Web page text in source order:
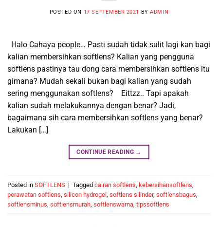
POSTED ON 17 SEPTEMBER 2021 BYADMIN
Halo Cahaya people… Pasti sudah tidak sulit lagi kan bagi
kalian membersihkan softlens? Kalian yang pengguna
softlens pastinya tau dong cara membersihkan softlens itu
gimana? Mudah sekali bukan bagi kalian yang sudah
sering menggunakan softlens? Eittzz.. Tapi apakah
kalian sudah melakukannya dengan benar? Jadi,
bagaimana sih cara membersihkan softlens yang benar?
Lakukan […]
CONTINUE READING →
Posted in SOFTLENS | Tagged cairan softlens, kebersihansoftlens,
perawatan softlens, silicon hydrogel , softlens silinder, softlensbagus,
softlensminus, softlensmurah, softlenswarna, tipssoftlens